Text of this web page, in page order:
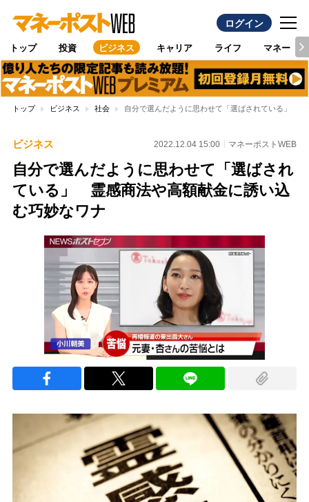
ログイン
トップ 投資 ビジネス キャリア ライフ マネー
トップ ビジネス 社会 自分で選んだように思わせて「選ばされている」 霊
ビジネス 2022.12.04 15:00 マネーポストWEB
自分で選んだように思わせて「選ばされ
ている」 霊感商法や高額献金に誘い込
む巧妙なワナ